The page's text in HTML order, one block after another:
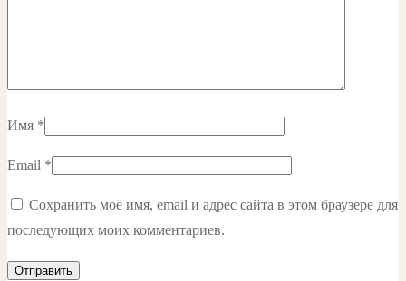
Имя *
Email *
Сохранить моё имя, email и адрес сайта в этом браузере для
последующих моих комментариев.